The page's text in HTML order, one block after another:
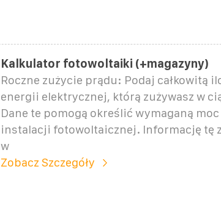
Kalkulator fotowoltaiki (+magazyny)
Roczne zużycie prądu: Podaj całkowitą
energii elektrycznej, którą zużywasz w
Dane te pomogą określić wymaganą
instalacji fotowoltaicznej. Informację tę
w
Zobacz Szczegóły